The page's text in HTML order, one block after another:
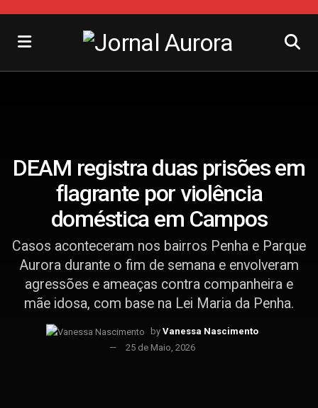
DEAM registra duas prisões em
flagrante por violência
doméstica em Campos
Casos aconteceram nos bairros Penha e Parque
Aurora durante o fim de semana e envolveram
agressões e ameaças contra companheira e
mãe idosa, com base na Lei Maria da Penha.
by Vanessa Nascimento
25 de Maio, 2026